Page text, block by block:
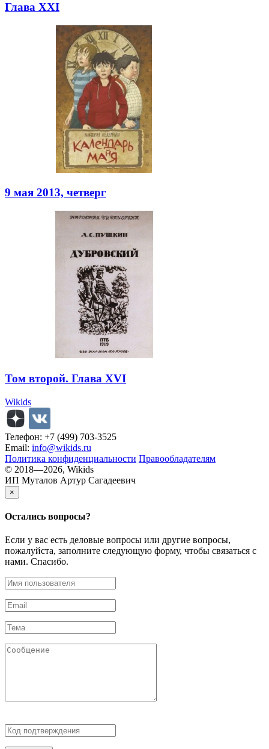
Глава XXI
9 мая 2013, четверг
Том второй. Глава XVI
Wikids
Телефон: +7 (499) 703-3525
Email: info@wikids.ru
Политика конфиденциальности Правообладателям
© 2018—2026, Wikids
ИП Муталов Артур Сагадеевич
×
Остались вопросы?
Если у вас есть деловые вопросы или другие вопросы,
пожалуйста, заполните следующую форму, чтобы связаться с
нами. Спасибо.